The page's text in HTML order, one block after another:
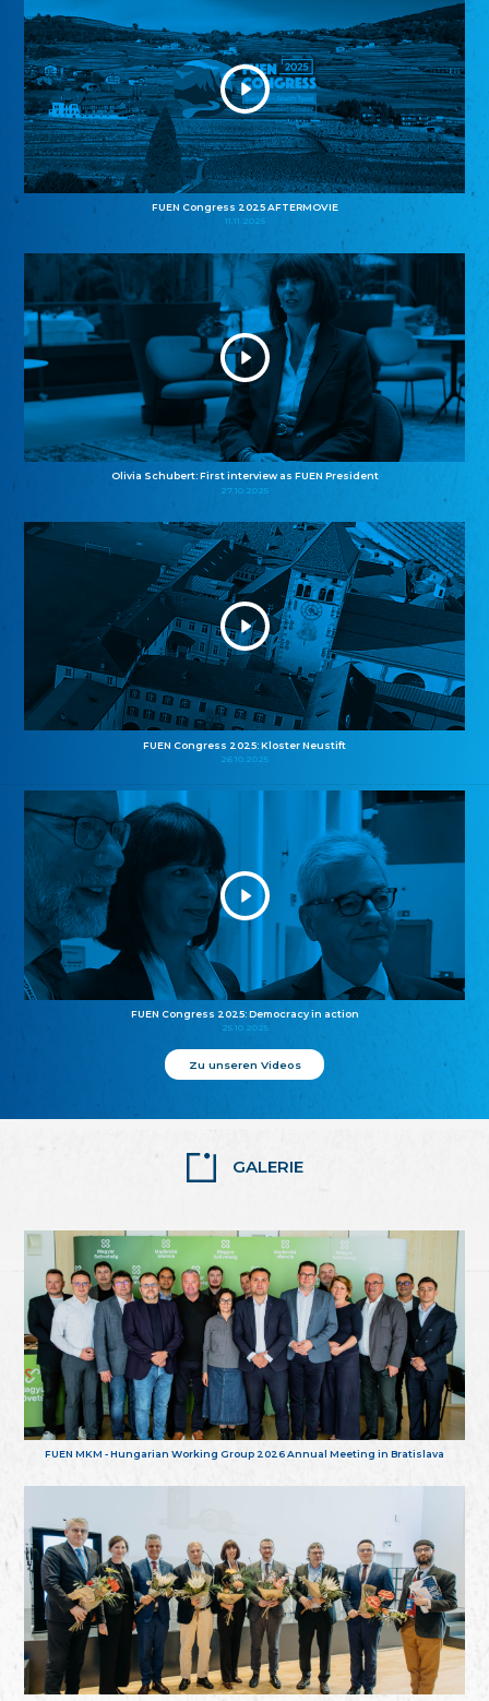
FUEN Congress 2025 AFTERMOVIE
11.11.2025
Olivia Schubert: First interview as FUEN President
27.10.2025
FUEN Congress 2025: Kloster Neustift
26.10.2025
FUEN Congress 2025: Democracy in action
25.10.2025
Zu unseren Videos
GALERIE
FUEN MKM - Hungarian Working Group 2026 Annual Meeting in Bratislava